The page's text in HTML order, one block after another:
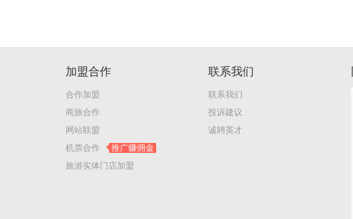
加盟合作
合作加盟
商旅合作
网站联盟
机票合作
推广赚佣金
旅游实体门店加盟
联系我们
联系我们
投诉建议
诚聘英才